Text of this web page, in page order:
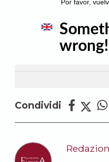
Condividi